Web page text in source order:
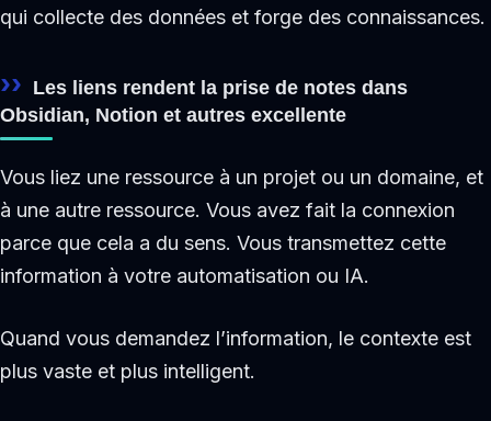
qui collecte des données et forge des connaissances.
Les liens rendent la prise de notes dans
Obsidian, Notion et autres excellente
Vous liez une ressource à un projet ou un domaine, et
à une autre ressource. Vous avez fait la connexion
parce que cela a du sens. Vous transmettez cette
information à votre automatisation ou IA.
Quand vous demandez l’information, le contexte est
plus vaste et plus intelligent.